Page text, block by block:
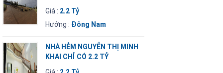
Giá : 2.2 Tỷ
Hướng : Đông Nam
NHÀ HẺM NGUYỄN THỊ MINH
KHAI CHỈ CÓ 2.2 TỶ